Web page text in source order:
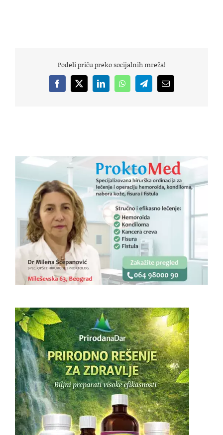
Podeli priču preko socijalnih mreža!
Facebook
X LinkedInWhatsAppTelegramEmail